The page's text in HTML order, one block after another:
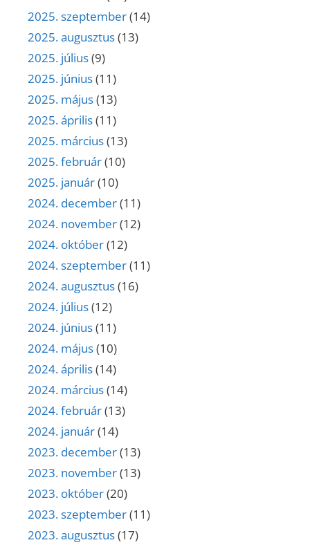
2025. szeptember(14)
2025. augusztus(13)
2025. július(9)
2025. június(11)
2025. május(13)
2025. április(11)
2025. március(13)
2025. február(10)
2025. január(10)
2024. december(11)
2024. november(12)
2024. október(12)
2024. szeptember(11)
2024. augusztus(16)
2024. július(12)
2024. június(11)
2024. május(10)
2024. április(14)
2024. március(14)
2024. február(13)
2024. január(14)
2023. december(13)
2023. november(13)
2023. október(20)
2023. szeptember(11)
2023. augusztus(17)